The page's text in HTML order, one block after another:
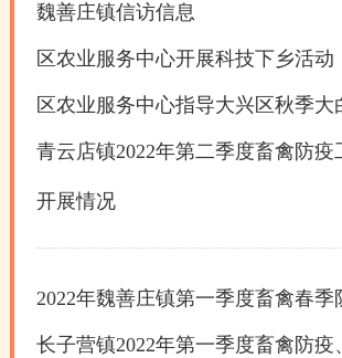
魏善庄镇信访信息
区农业服务中心开展科技下乡活动
区农业服务中心指导大兴区秋季大
青云店镇2022年第二季度畜禽防疫
开展情况
2022年魏善庄镇第一季度畜禽春季
长子营镇2022年第一季度畜禽防疫